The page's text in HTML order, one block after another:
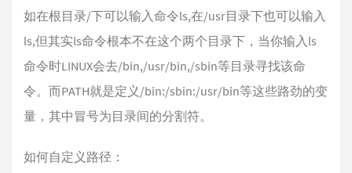
如在根目录/下可以输入命令ls,在/usr目录下也可以输入
ls,但其实ls命令根本不在这个两个目录下，当你输入ls
命令时LINUX会去/bin,/usr/bin,/sbin等目录寻找该命
令。而PATH就是定义/bin:/sbin:/usr/bin等这些路劲的变
量，其中冒号为目录间的分割符。
如何自定义路径：